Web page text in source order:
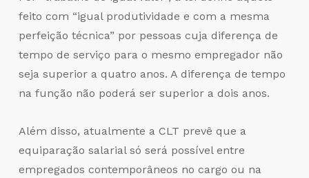
feito com “igual produtividade e com a mesma
perfeição técnica” por pessoas cuja diferença de
tempo de serviço para o mesmo empregador não
seja superior a quatro anos. A diferença de tempo
na função não poderá ser superior a dois anos.
Além disso, atualmente a CLT prevê que a
equiparação salarial só será possível entre
empregados contemporâneos no cargo ou na